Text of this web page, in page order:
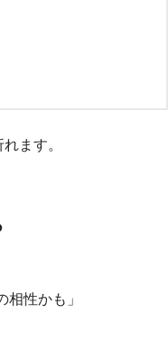
ます。
相性かも」